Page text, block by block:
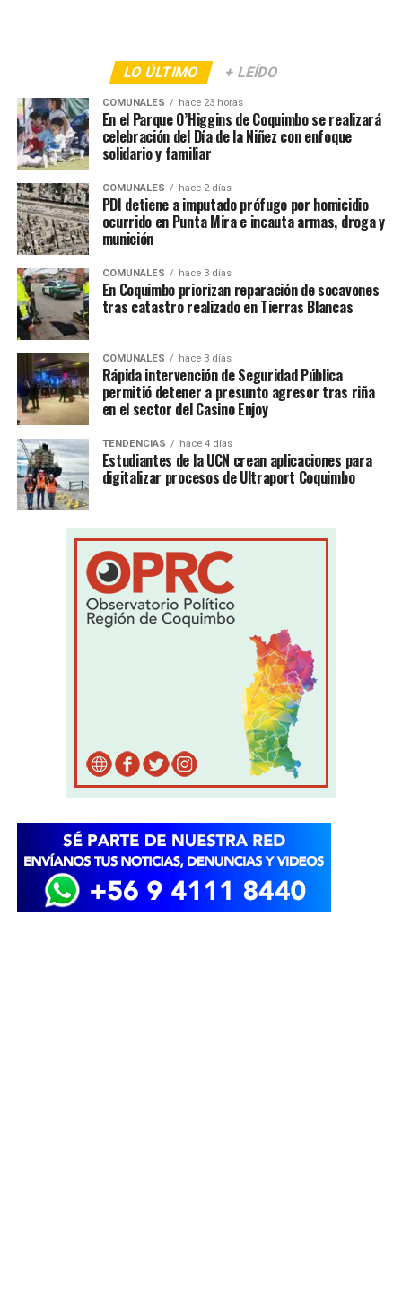
LO ÚLTIMO + LEÍDO
COMUNALES hace 23 horas
En el Parque O’Higgins de Coquimbo se realizará
celebración del Día de la Niñez con enfoque
solidario y familiar
COMUNALES hace 2 días
PDI detiene a imputado prófugo por homicidio
ocurrido en Punta Mira e incauta armas, droga y
munición
COMUNALES hace 3 días
En Coquimbo priorizan reparación de socavones
tras catastro realizado en Tierras Blancas
COMUNALES hace 3 días
Rápida intervención de Seguridad Pública
permitió detener a presunto agresor tras riña
en el sector del Casino Enjoy
TENDENCIAS hace 4 días
Estudiantes de la UCN crean aplicaciones para
digitalizar procesos de Ultraport Coquimbo